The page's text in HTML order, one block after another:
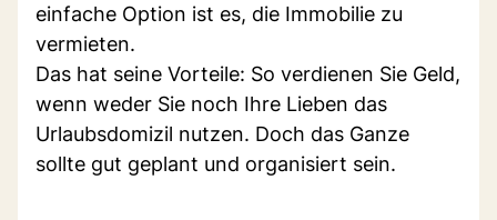
einfache Option ist es, die Immobilie zu
vermieten.
Das hat seine Vorteile: So verdienen Sie Geld,
wenn weder Sie noch Ihre Lieben das
Urlaubsdomizil nutzen. Doch das Ganze
sollte gut geplant und organisiert sein.